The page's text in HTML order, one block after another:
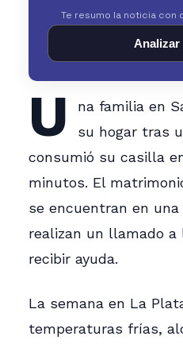
Te resumo la noticia
Analizar
U
na familia en
su hogar tras
consumió su casilla
minutos. El
se encuentran en
realizan un llamado a
recibir ayuda.
La semana en La
temperaturas frías,